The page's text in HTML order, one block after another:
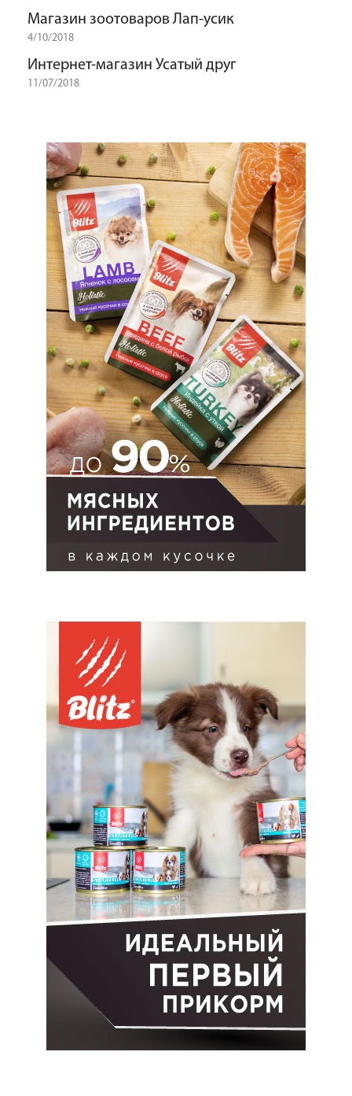
Магазин зоотоваров Лап-усик
4/10/2018
Интернет-магазин Усатый друг
11/07/2018